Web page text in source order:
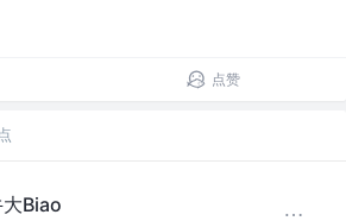
点赞
Biao